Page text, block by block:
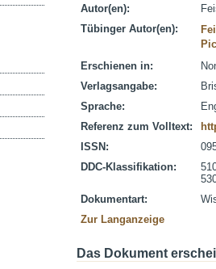
Autor(en):
Tübinger Autor(en):
Erschienen in:
Verlagsangabe:
Sprache:
Referenz zum Volltext:
ISSN:
DDC-Klassifikation:
Dokumentart:
Zur Langanzeige
Das Dokument